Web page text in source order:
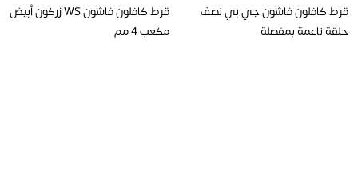
قرط كافلون فاشون جي بي نصف
حلقة ناعمة بمفصلة
قرط كافلون فاشون WS زركون أبيض
مكعب 4 مم